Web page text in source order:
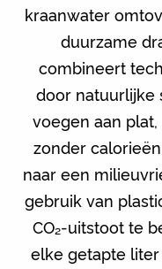
kraanwater
duurzame
combineert
door natuurlijke
voegen aan
zonder
naar een
gebruik van
CO₂-uitstoot te
elke getapte